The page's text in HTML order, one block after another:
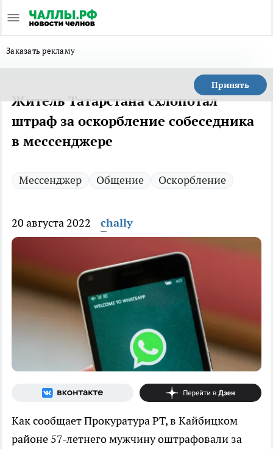
Заказать рекламу
Принять
Житель Татарстана схлопотал
штраф за оскорбление собеседника
в мессенджере
Мессенджер Общение Оскорбление
20 августа 2022 chally
Как сообщает Прокуратура РТ, в Кайбицком
районе 57-летнего мужчину оштрафовали за